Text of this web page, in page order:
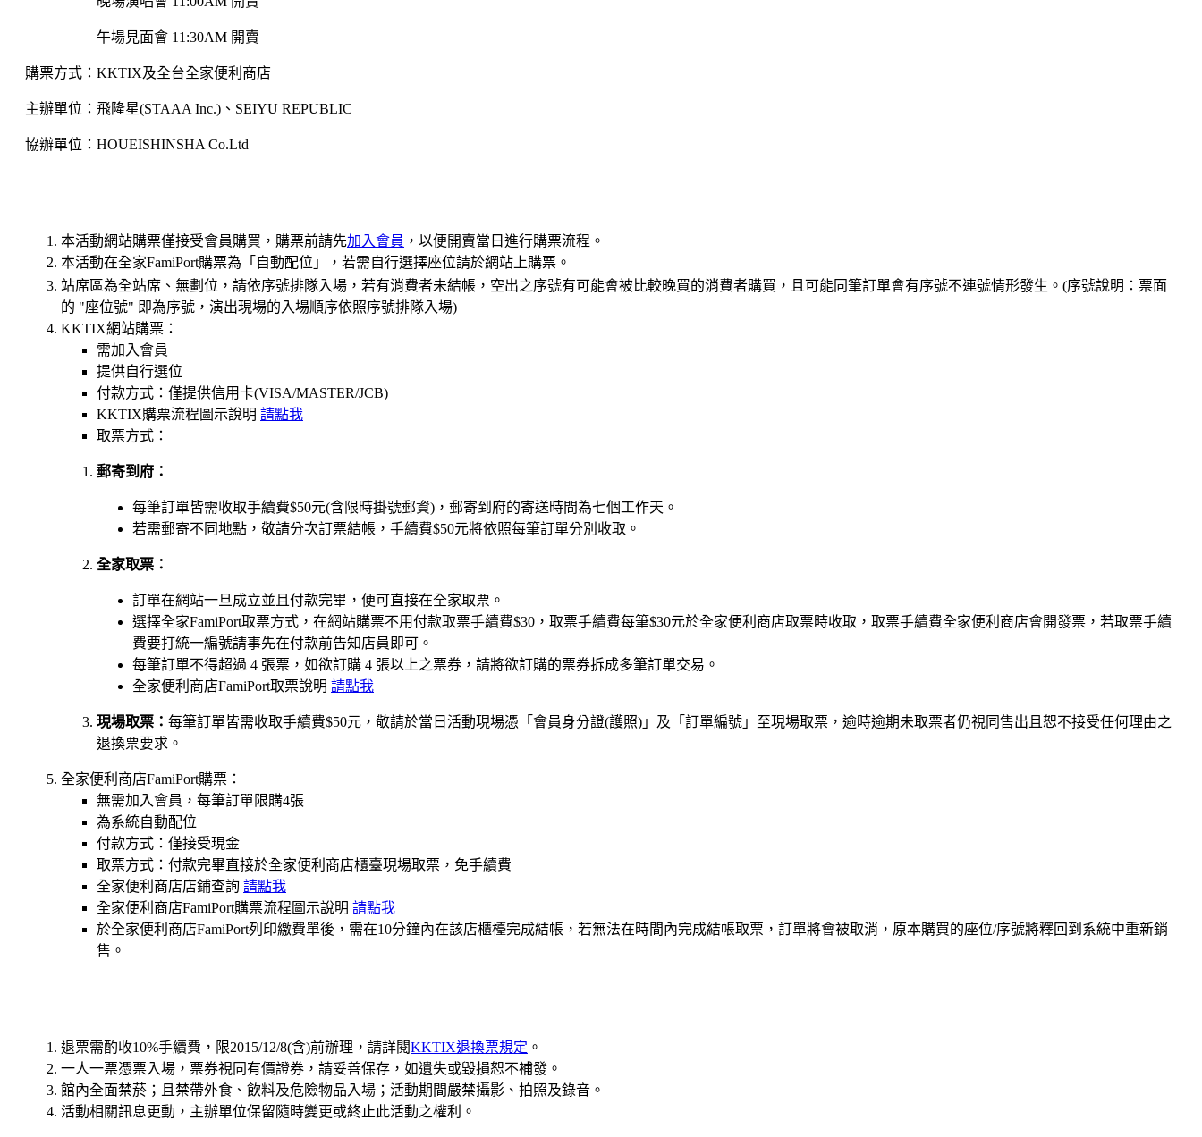
午場見面會 11:30AM 開賣
購票方式：KKTIX及全台全家便利商店
主辦單位：飛隆星(STAAA Inc.)、SEIYU REPUBLIC
協辦單位：HOUEISHINSHA Co.Ltd
本活動網站購票僅接受會員購買，購票前請先加入會員 ，以便開賣當日進行購票流程。
本活動在全家FamiPort購票為「自動配位」，若需自行選擇座位請於網站上購票。
站席區為全站席、無劃位，請依序號排隊入場，若有消費者未結帳，空出之序號有可能會被比較晚買的消費者購買，且可能同筆訂單會有序號不連號情形發生。(序號說明：票面
的 "座位號" 即為序號，演出現場的入場順序依照序號排隊入場)
KKTIX網站購票：
需加入會員
提供自行選位
付款方式：僅提供信用卡(VISA/MASTER/JCB)
KKTIX購票流程圖示說明 請點我
取票方式：
郵寄到府：
每筆訂單皆需收取手續費$50元(含限時掛號郵資)，郵寄到府的寄送時間為七個工作天。
若需郵寄不同地點，敬請分次訂票結帳，手續費$50元將依照每筆訂單分別收取。
全家取票：
訂單在網站一旦成立並且付款完畢，便可直接在全家取票。
選擇全家FamiPort取票方式，在網站購票不用付款取票手續費$30，取票手續費每筆$30元於全家便利商店取票時收取，取票手續費全家便利商店會開發票，若取票手續
費要打統一編號請事先在付款前告知店員即可。
每筆訂單不得超過 4 張票，如欲訂購 4 張以上之票券，請將欲訂購的票券拆成多筆訂單交易。
全家便利商店FamiPort取票說明 請點我
現場取票： 每筆訂單皆需收取手續費$50元，敬請於當日活動現場憑「會員身分證(護照)」及「訂單編號」至現場取票，逾時逾期未取票者仍視同售出且恕不接受任何理由之
退換票要求。
全家便利商店FamiPort購票：
無需加入會員，每筆訂單限購4張
為系統自動配位
付款方式：僅接受現金
取票方式：付款完畢直接於全家便利商店櫃臺現場取票，免手續費
全家便利商店店鋪查詢 請點我
全家便利商店FamiPort購票流程圖示說明 請點我
於全家便利商店FamiPort列印繳費單後，需在10分鐘內在該店櫃檯完成結帳，若無法在時間內完成結帳取票，訂單將會被取消，原本購買的座位/序號將釋回到系統中重新銷
售。
退票需酌收10%手續費，限2015/12/8(含)前辦理，請詳閱KKTIX退換票規定 。
一人一票憑票入場，票券視同有價證券，請妥善保存，如遺失或毀損恕不補發。
館內全面禁菸；且禁帶外食、飲料及危險物品入場；活動期間嚴禁攝影、拍照及錄音。
活動相關訊息更動，主辦單位保留隨時變更或終止此活動之權利。